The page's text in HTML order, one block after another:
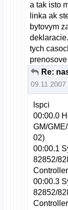
a tak isto
linka ak
bytovym
tych
09.11.2007
lspci
00:00.0
GM/
02)
00:00.1
82852/
00:00.3
82852/